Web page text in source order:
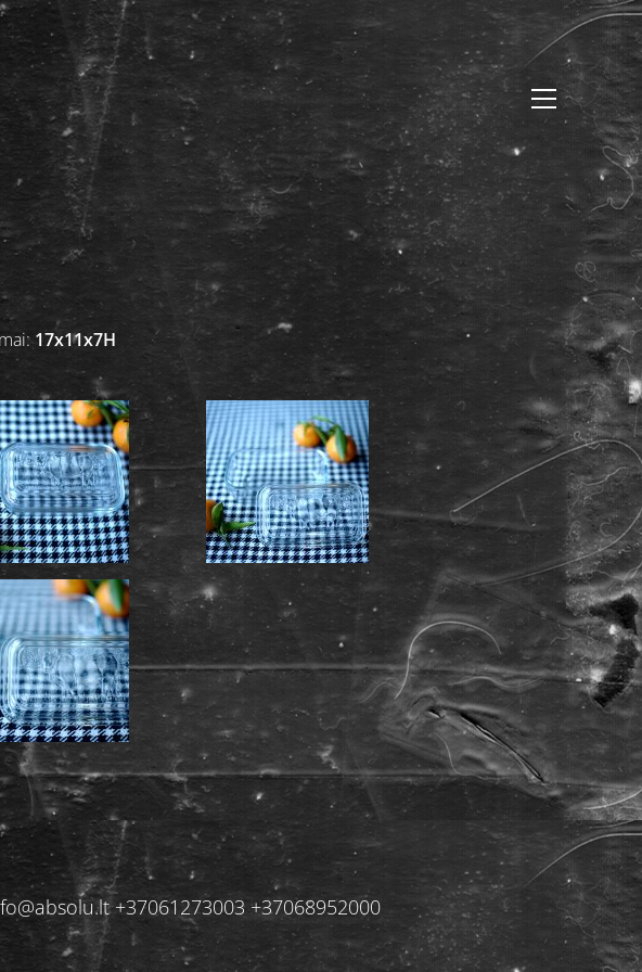
17x11x7H
+37061273003 +37068952000